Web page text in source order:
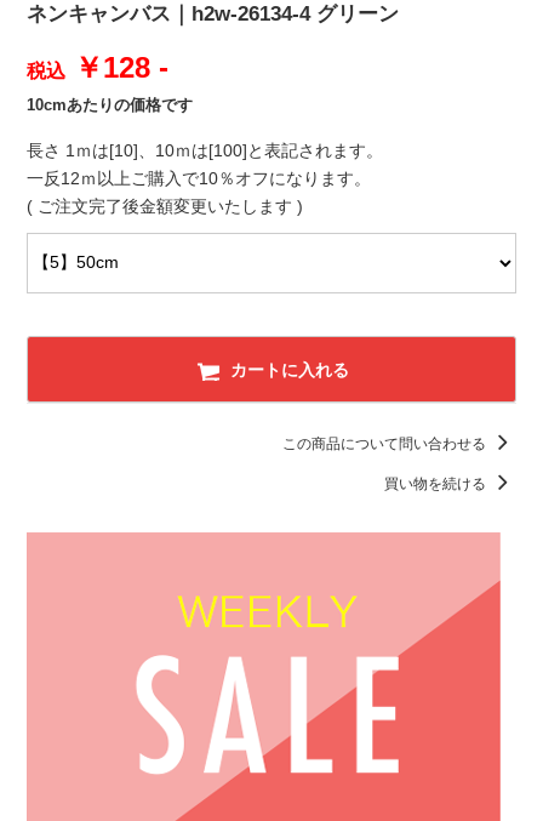
ネンキャンバス｜h2w-26134-4 グリーン
税込 ￥128 -
10cmあたりの価格です
長さ 1ｍは[10]、10ｍは[100]と表記されます。
一反12ｍ以上ご購入で10％オフになります。
( ご注文完了後金額変更いたします )
カートに入れる
この商品について問い合わせる
買い物を続ける